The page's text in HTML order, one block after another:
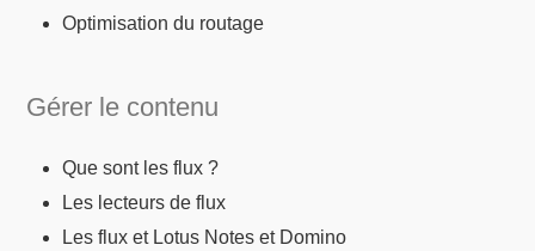
Optimisation du routage
Gérer le contenu
Que sont les flux ?
Les lecteurs de flux
Les flux et Lotus Notes et Domino